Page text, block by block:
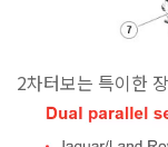
2차터보는 특이한